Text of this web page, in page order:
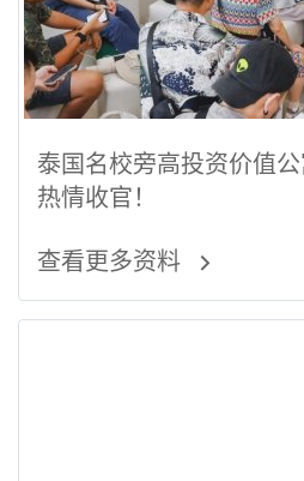
泰国名校旁高投资价值
热情收官！
查看更多资料